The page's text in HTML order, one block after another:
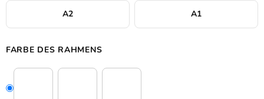
A2 A1
FARBE DES RAHMENS